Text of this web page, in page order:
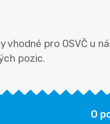
pro OSVČ u
pozic.
O